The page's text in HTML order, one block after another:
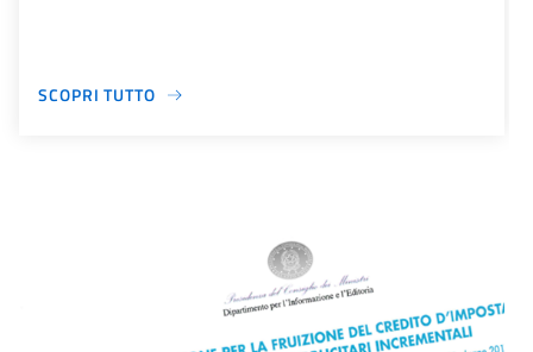
SCOPRI TUTTO